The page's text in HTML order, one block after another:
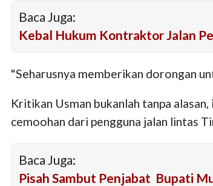
Baca Juga:
Kebal Hukum Kontraktor Jalan
"Seharusnya memberikan dorongan
Kritikan Usman bukanlah tanpa
cemoohan dari pengguna jalan lintas
Baca Juga:
Pisah Sambut Penjabat Bupati